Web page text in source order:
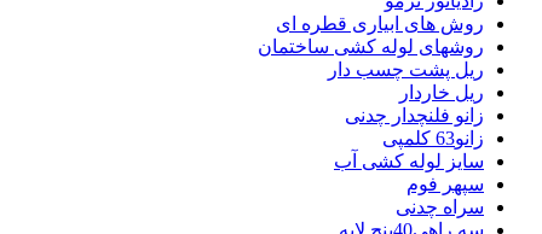
روش های ابیاری قطره ای
روشهای لوله کشی ساختمان
ریل پشت چسب دار
ریل خاردار
زانو فلنچدار چدنی
زانو63 کلمپی
سایز لوله کشی آب
سپهر فوم
سراه چدنی
سه راهی40پنج لایه